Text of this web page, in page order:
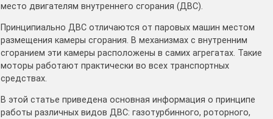
место двигателям внутреннего сгорания (ДВС).
Принципиально ДВС отличаются от паровых машин местом
размещения камеры сгорания. В механизмах с внутренним
сгоранием эти камеры расположены в самих агрегатах. Такие
моторы работают практически во всех транспортных
средствах.
В этой статье приведена основная информация о принципе
работы различных видов ДВС: газотурбинного, роторного,